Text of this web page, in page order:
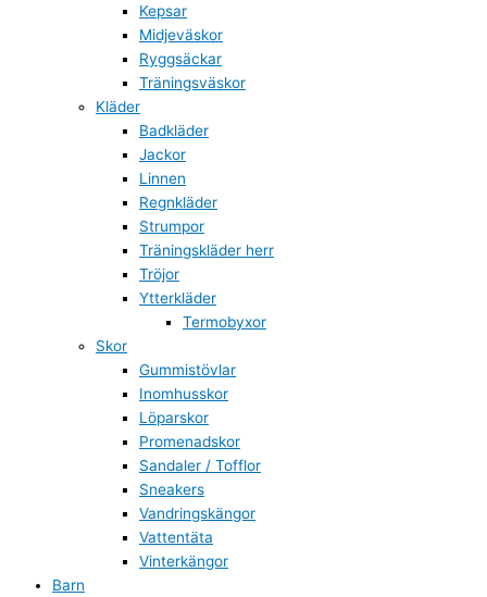
Kepsar
Midjeväskor
Ryggsäckar
Träningsväskor
Kläder
Badkläder
Jackor
Linnen
Regnkläder
Strumpor
Träningskläder herr
Tröjor
Ytterkläder
Termobyxor
Skor
Gummistövlar
Inomhusskor
Löparskor
Promenadskor
Sandaler / Tofflor
Sneakers
Vandringskängor
Vattentäta
Vinterkängor
Barn